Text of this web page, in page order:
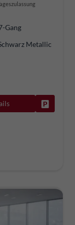
Gang
Metallic